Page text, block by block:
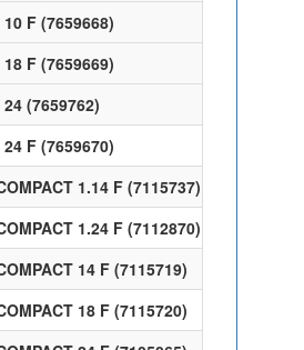
10 F (7659668)
18 F (7659669)
24 (7659762)
24 F (7659670)
1.14 F (7115737)
1.24 F (7112870)
14 F (7115719)
18 F (7115720)